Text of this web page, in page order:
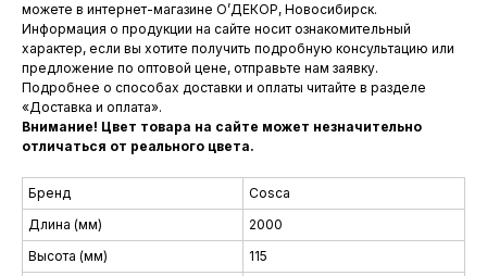
можете в интернет-магазине О’ДЕКОР, Новосибирск.
Информация о продукции на сайте носит ознакомительный
характер, если вы хотите получить подробную консультацию или
предложение по оптовой цене, отправьте нам заявку.
Подробнее о способах доставки и оплаты читайте в разделе
«Доставка и оплата».
Внимание! Цвет товара на сайте может незначительно
отличаться от реального цвета.
Бренд
Coscа
Длина (мм)
2000
Высота (мм)
115